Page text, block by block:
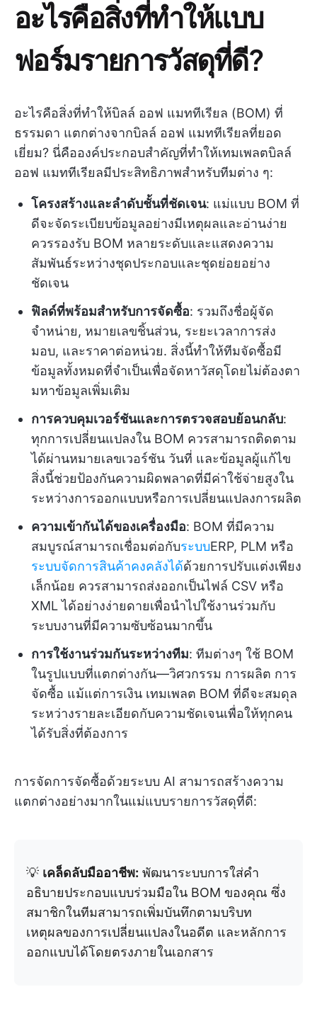
อะไรคือสิ่งที่ทำให้แบบ
ฟอร์มรายการวัสดุที่ดี?
อะไรคือสิ่งที่ทำให้บิลล์ ออฟ แมททีเรียล (BOM) ที่
ธรรมดา แตกต่างจากบิลล์ ออฟ แมททีเรียลที่ยอด
เยี่ยม? นี่คือองค์ประกอบสำคัญที่ทำให้เทมเพลตบิลล์
ออฟ แมททีเรียลมีประสิทธิภาพสำหรับทีมต่าง ๆ:
โครงสร้างและลำดับชั้นที่ชัดเจน: แม่แบบ BOM ที่
ดีจะจัดระเบียบข้อมูลอย่างมีเหตุผลและอ่านง่าย
ควรรองรับ BOM หลายระดับและแสดงความ
สัมพันธ์ระหว่างชุดประกอบและชุดย่อยอย่าง
ชัดเจน
ฟิลด์ที่พร้อมสำหรับการจัดซื้อ: รวมถึงชื่อผู้จัด
จำหน่าย, หมายเลขชิ้นส่วน, ระยะเวลาการส่ง
มอบ, และราคาต่อหน่วย. สิ่งนี้ทำให้ทีมจัดซื้อมี
ข้อมูลทั้งหมดที่จำเป็นเพื่อจัดหาวัสดุโดยไม่ต้องตา
มหาข้อมูลเพิ่มเติม
การควบคุมเวอร์ชันและการตรวจสอบย้อนกลับ:
ทุกการเปลี่ยนแปลงใน BOM ควรสามารถติดตาม
ได้ผ่านหมายเลขเวอร์ชัน วันที่ และข้อมูลผู้แก้ไข
สิ่งนี้ช่วยป้องกันความผิดพลาดที่มีค่าใช้จ่ายสูงใน
ระหว่างการออกแบบหรือการเปลี่ยนแปลงการผลิต
ความเข้ากันได้ของเครื่องมือ: BOM ที่มีความ
สมบูรณ์สามารถเชื่อมต่อกับระบบERP, PLM หรือ
ระบบจัดการสินค้าคงคลังได้ด้วยการปรับแต่งเพียง
เล็กน้อย ควรสามารถส่งออกเป็นไฟล์ CSV หรือ
XML ได้อย่างง่ายดายเพื่อนำไปใช้งานร่วมกับ
ระบบงานที่มีความซับซ้อนมากขึ้น
การใช้งานร่วมกันระหว่างทีม: ทีมต่างๆ ใช้ BOM
ในรูปแบบที่แตกต่างกัน—วิศวกรรม การผลิต การ
จัดซื้อ แม้แต่การเงิน เทมเพลต BOM ที่ดีจะสมดุล
ระหว่างรายละเอียดกับความชัดเจนเพื่อให้ทุกคน
ได้รับสิ่งที่ต้องการ
การจัดการจัดซื้อด้วยระบบ AI สามารถสร้างความ
แตกต่างอย่างมากในแม่แบบรายการวัสดุที่ดี:
💡 เคล็ดลับมืออาชีพ: พัฒนาระบบการใส่คำ
อธิบายประกอบแบบร่วมมือใน BOM ของคุณ ซึ่ง
สมาชิกในทีมสามารถเพิ่มบันทึกตามบริบท
เหตุผลของการเปลี่ยนแปลงในอดีต และหลักการ
ออกแบบได้โดยตรงภายในเอกสาร